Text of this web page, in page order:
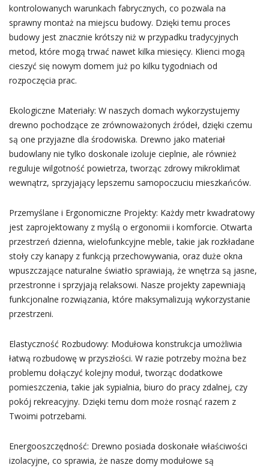
kontrolowanych warunkach fabrycznych, co pozwala na
sprawny montaż na miejscu budowy. Dzięki temu proces
budowy jest znacznie krótszy niż w przypadku tradycyjnych
metod, które mogą trwać nawet kilka miesięcy. Klienci mogą
cieszyć się nowym domem już po kilku tygodniach od
rozpoczęcia prac.
Ekologiczne Materiały: W naszych domach wykorzystujemy
drewno pochodzące ze zrównoważonych źródeł, dzięki czemu
są one przyjazne dla środowiska. Drewno jako materiał
budowlany nie tylko doskonale izoluje cieplnie, ale również
reguluje wilgotność powietrza, tworząc zdrowy mikroklimat
wewnątrz, sprzyjający lepszemu samopoczuciu mieszkańców.
Przemyślane i Ergonomiczne Projekty: Każdy metr kwadratowy
jest zaprojektowany z myślą o ergonomii i komforcie. Otwarta
przestrzeń dzienna, wielofunkcyjne meble, takie jak rozkładane
stoły czy kanapy z funkcją przechowywania, oraz duże okna
wpuszczające naturalne światło sprawiają, że wnętrza są jasne,
przestronne i sprzyjają relaksowi. Nasze projekty zapewniają
funkcjonalne rozwiązania, które maksymalizują wykorzystanie
przestrzeni.
Elastyczność Rozbudowy: Modułowa konstrukcja umożliwia
łatwą rozbudowę w przyszłości. W razie potrzeby można bez
problemu dołączyć kolejny moduł, tworząc dodatkowe
pomieszczenia, takie jak sypialnia, biuro do pracy zdalnej, czy
pokój rekreacyjny. Dzięki temu dom może rosnąć razem z
Twoimi potrzebami.
Energooszczędność: Drewno posiada doskonałe właściwości
izolacyjne, co sprawia, że nasze domy modułowe są